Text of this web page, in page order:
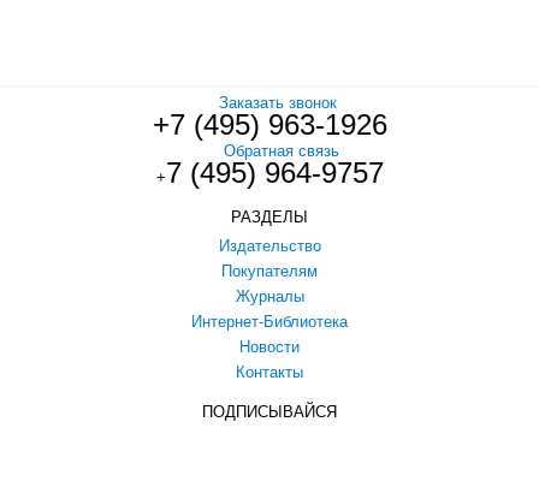
Заказать звонок
+7 (495) 963-1926
Обратная связь
+7 (495) 964-9757
РАЗДЕЛЫ
Издательство
Покупателям
Журналы
Интернет-Библиотека
Новости
Контакты
ПОДПИСЫВАЙСЯ